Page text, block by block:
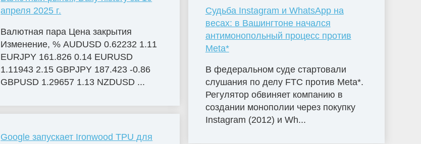
апреля 2025 г.
Валютная пара Цена закрытия
Изменение, % AUDUSD 0.62232 1.11
EURJPY 161.826 0.14 EURUSD
1.11943 2.15 GBPJPY 187.423 -0.86
GBPUSD 1.29657 1.13 NZDUSD ...
Google запускает Ironwood TPU для
Судьба Instagram и WhatsApp на
весах: в Вашингтоне начался
антимонопольный процесс против
Meta*
В федеральном суде стартовали
слушания по делу FTC против Meta*.
Регулятор обвиняет компанию в
создании монополии через покупку
Instagram (2012) и Wh...